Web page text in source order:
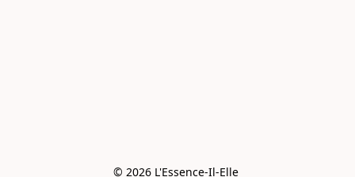
© 2026 L'Essence-Il-Elle